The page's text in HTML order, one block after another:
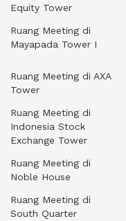
Equity Tower
Ruang Meeting di
Mayapada Tower I
Ruang Meeting di AXA
Tower
Ruang Meeting di
Indonesia Stock
Exchange Tower
Ruang Meeting di
Noble House
Ruang Meeting di
South Quarter